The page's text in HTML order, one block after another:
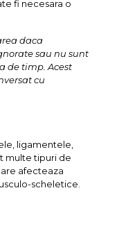
fi necesara o
daca
sau nu sunt
de timp. Acest
cu
ligamentele,
multe tipuri de
afecteaza
scheletice.